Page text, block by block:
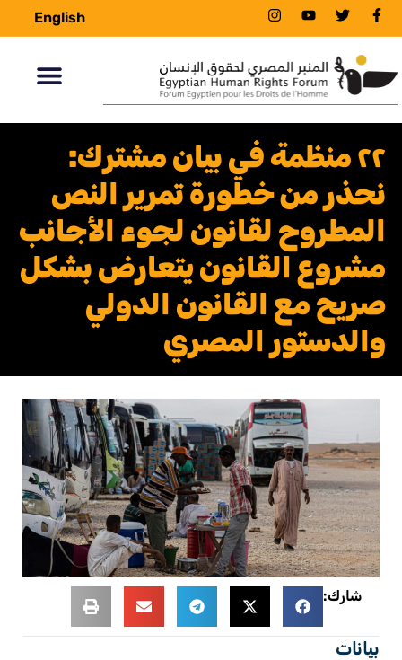
English
٢٢ منظمة في بيان مشترك:
نحذر من خطورة تمرير النص
المطروح لقانون لجوء الأجانب
مشروع القانون يتعارض بشكل
صريح مع القانون الدولي
والدستور المصري
شارك:
بيانات